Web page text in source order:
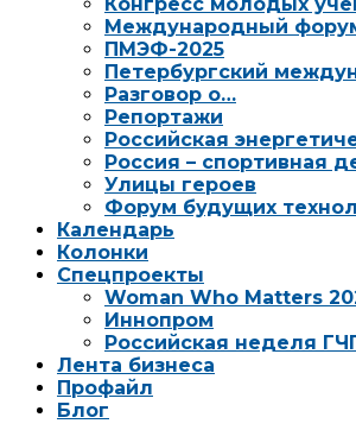
Международный
ПМЭФ-2025
Петербургский
Разговор о…
Репортажи
Российская
Россия – спортивная
Улицы героев
Форум будущих
Календарь
Колонки
Спецпроекты
Woman Who Matters
Иннопром
Российская неделя
Лента бизнеса
Профайл
Блог